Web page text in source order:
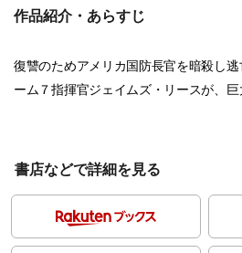
作品紹介・あらすじ
復讐のためアメリカ国防長官を暗殺し
ーム７指揮官ジェイムズ・リースが、巨
書店などで詳細を見る